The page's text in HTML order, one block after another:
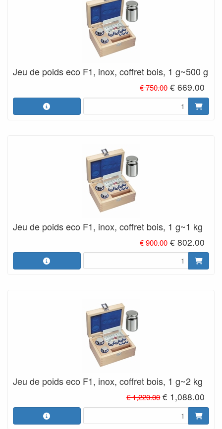
Jeu de poids eco F1, inox, coffret bois, 1 g~500 g
€ 750.00 € 669.00
Jeu de poids eco F1, inox, coffret bois, 1 g~1 kg
€ 900.00 € 802.00
Jeu de poids eco F1, inox, coffret bois, 1 g~2 kg
€ 1,220.00 € 1,088.00